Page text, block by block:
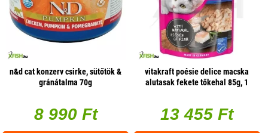
n&d cat konzerv csirke, sütőtök &
gránátalma 70g
8 990 Ft
vitakraft poésie delice macska
alutasak fekete tőkehal 85g, 1
13 455 Ft